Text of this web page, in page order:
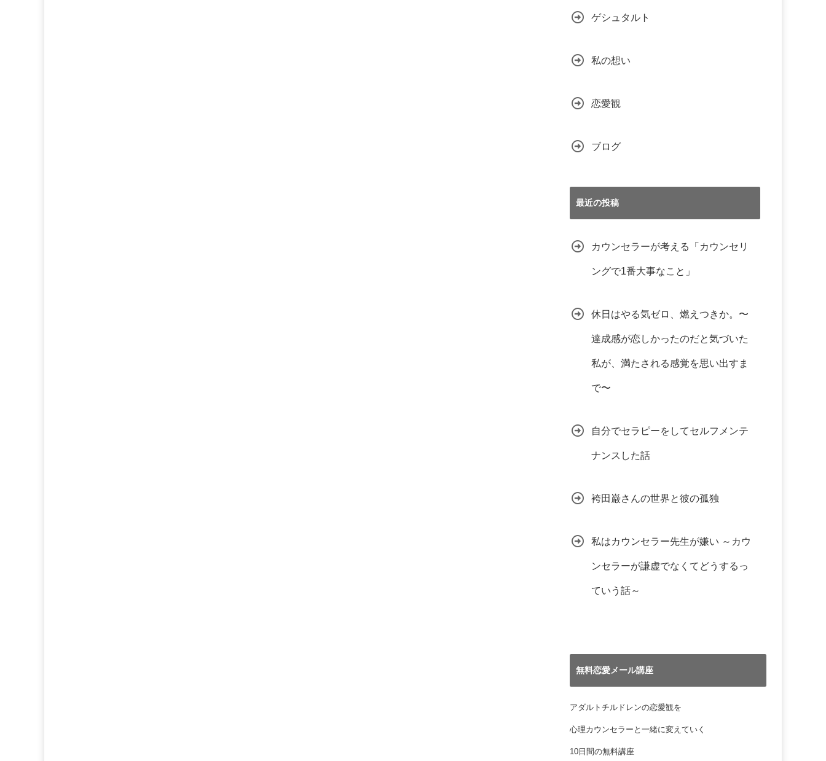
ゲシュタルト
私の想い
恋愛観
ブログ
最近の投稿
カウンセラーが考える「カウンセリ
ングで1番大事なこと」
休日はやる気ゼロ、燃えつきか。〜
達成感が恋しかったのだと気づいた
私が、満たされる感覚を思い出すま
で〜
自分でセラピーをしてセルフメンテ
ナンスした話
袴田巌さんの世界と彼の孤独
私はカウンセラー先生が嫌い ～カウ
ンセラーが謙虚でなくてどうするっ
ていう話～
無料恋愛メール講座
アダルトチルドレンの恋愛観を
心理カウンセラーと一緒に変えていく
10日間の無料講座